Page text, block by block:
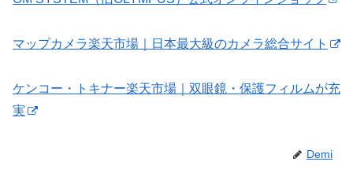
マップカメラ楽天市場｜日本最大級のカメラ総合サイト
ケンコー・トキナー楽天市場｜双眼鏡・保護フィルムが充
実
Demi